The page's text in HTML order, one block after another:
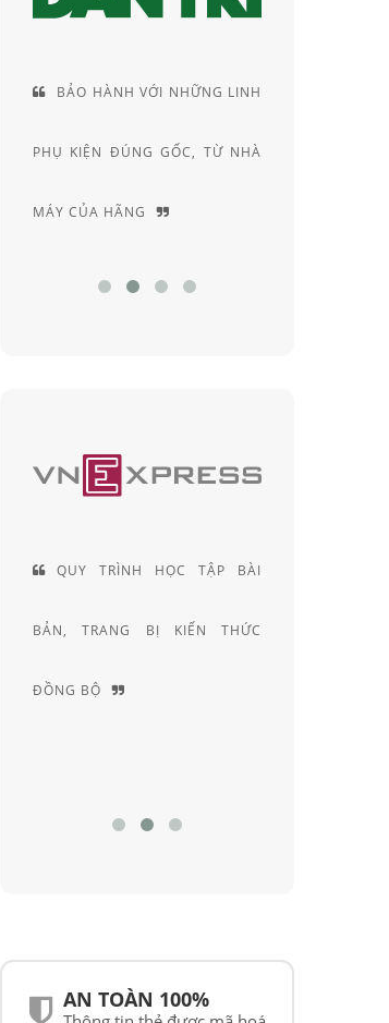
BẢO HÀNH VỚI NHỮNG LINH
PHỤ KIỆN ĐÚNG GỐC, TỪ NHÀ
MÁY CỦA HÃNG
QUY TRÌNH HỌC TẬP BÀI
BẢN, TRANG BỊ KIẾN THỨC
ĐỒNG BỘ
AN TOÀN 100%